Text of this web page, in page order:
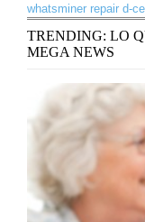
whatsminer repair d-
TRENDING: LO
MEGA NEWS